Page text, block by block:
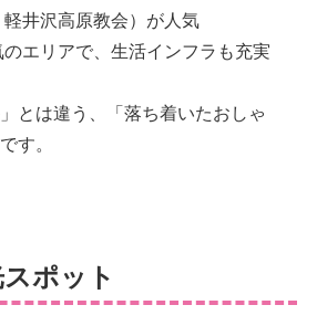
軽井沢高原教会）が人気
のエリアで、生活インフラも充実
とは違う、「落ち着いたおしゃ
す。
ポット